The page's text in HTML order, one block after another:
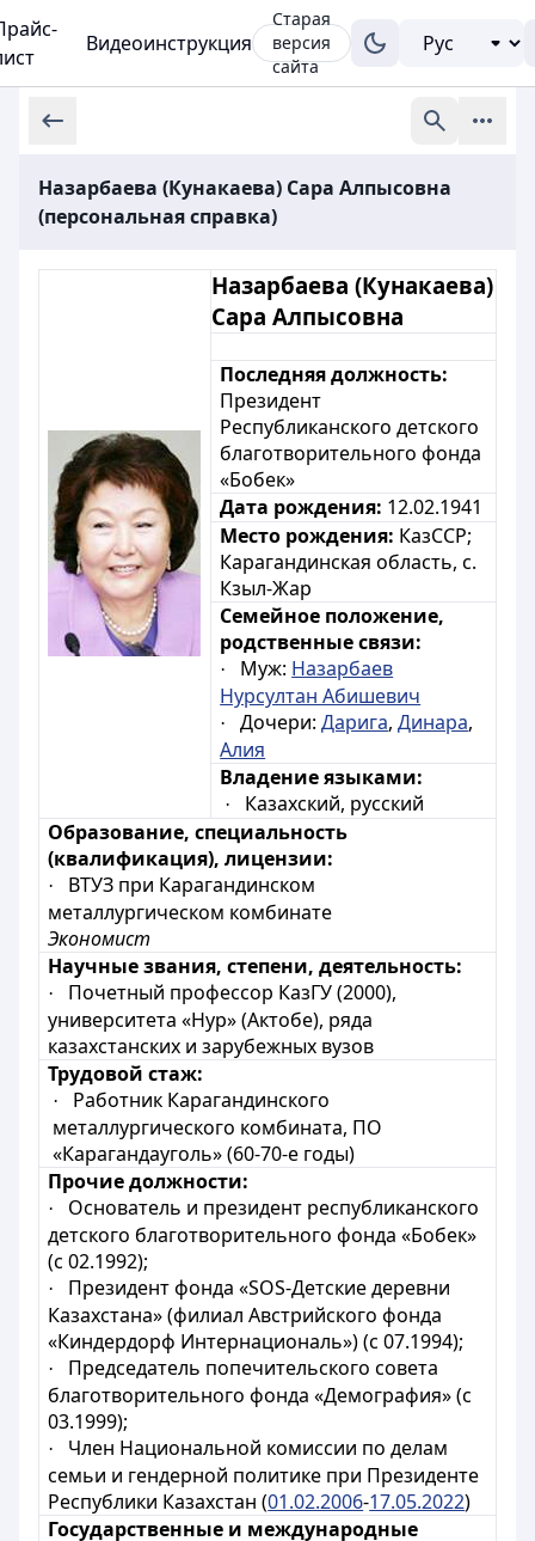
Видеоинструкция
Старая
версия
сайта
Назарбаева (Кунакаева) Сара Алпысовна
(персональная справка)
Назарбаева (Кунакаева)
Сара Алпысовна
Последняя должность:
Президент
Республиканского детского
благотворительного фонда
«Бобек»
Дата рождения: 12.02.1941
Место рождения: КазССР;
Карагандинская область,с.
Кзыл-Жар
Семейное положение,
родственные связи:
· Муж: Назарбаев
Нурсултан Абишевич
· Дочери:Дарига,Динара,
Алия
Владение языками:
·
Казахский, русский
Образование, специальность
(квалификация), лицензии:
·
ВТУЗ при Карагандинском
металлургическом комбинате
Экономист
Научные звания, степени, деятельность:
·
Почетный профессор КазГУ (2000),
университета «Нур» (Актобе), ряда
казахстанских и зарубежных вузов
Трудовой стаж:
·
Работник Карагандинского
металлургического комбината, ПО
«Карагандауголь» (60-70-е годы)
Прочие должности:
·
Основатель и президент республиканского
детского благотворительного фонда «Бобек»
(с 02.1992);
·
Президент фонда «SOS-Детские деревни
Казахстана» (филиал Австрийского фонда
«Киндердорф Интернациональ») (с 07.1994);
·
Председатель попечительского совета
благотворительного фонда «Демография» (с
03.1999);
·
Член Национальной комиссии по делам
семьи и гендерной политике при Президенте
Республики Казахстан (01.02.2006-17.05.2022)
Государственные и международные